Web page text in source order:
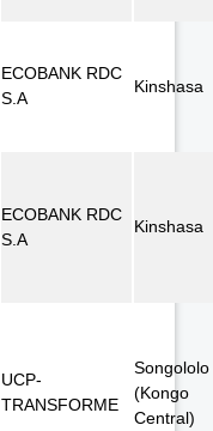
ECOBANK RDC
S.A
Kinshasa
ECOBANK RDC
S.A
Kinshasa
UCP-
TRANSFORME
Songololo
(Kongo
Central)